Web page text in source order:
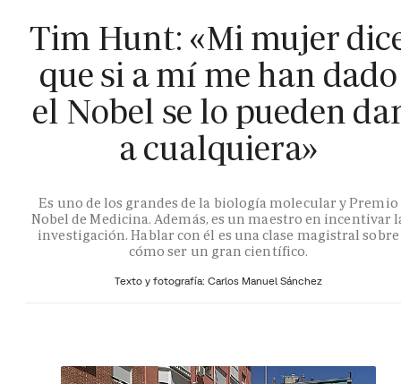
Tim Hunt: «Mi mujer
que si a mí me han dado
el Nobel se lo pueden
a cualquiera»
Es uno de los grandes de la biología molecular y Premio
Nobel de Medicina. Además, es un maestro en incentivar
investigación. Hablar con él es una clase magistral sobre
cómo ser un gran científico.
Texto y fotografía: Carlos Manuel Sánchez